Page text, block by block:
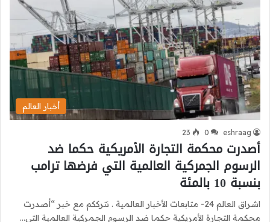
أخبار العالم
eshraag
0
23
أصدرت محكمة التجارة الأمريكية حكما ضد
الرسوم الجمركية العالمية التي فرضها ترامب
بنسبة 10 بالمئة
اشراق العالم 24- متابعات الأخبار العالمية . نترككم مع خبر “أصدرت
محكمة التجارة الأمريكية حكما ضد الرسوم الجمركية العالمية التي…